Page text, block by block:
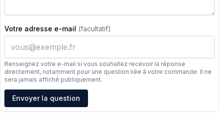
Votre adresse e-mail (facultatif)
Renseignez votre e-mail si vous souhaitez recevoir la réponse
directement, notamment pour une question liée à votre commande. Il ne
sera jamais affiché publiquement.
Adresse e-mail
Envoyer la question